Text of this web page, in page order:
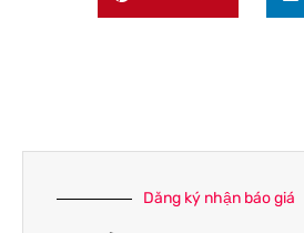
Dăng ký nhận báo giá